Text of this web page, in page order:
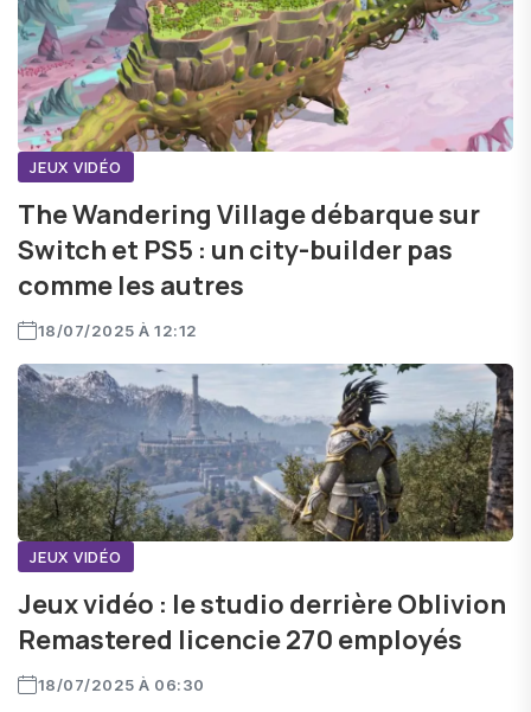
JEUX VIDÉO
The Wandering Village débarque sur
Switch et PS5 : un city-builder pas
comme les autres
18/07/2025 À 12:12
JEUX VIDÉO
Jeux vidéo : le studio derrière Oblivion
Remastered licencie 270 employés
18/07/2025 À 06:30